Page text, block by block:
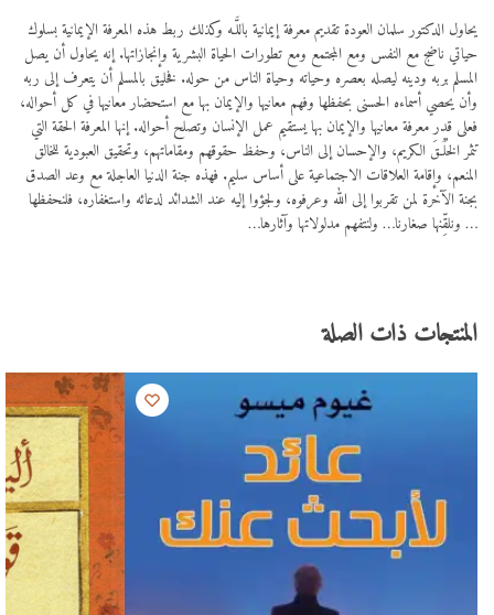
يحاول الدكتور سلمان العودة تقديم معرفة إيمانية باللَّـه وكذلك ربط هذه المعرفة الإيمانية بسلوك
حياتي ناضج مع النفس ومع المجتمع ومع تطورات الحياة البشرية وإنجازاتها. إنه يحاول أن يصل
المسلم بربه ودينه ليصله بعصره وحياته وحياة الناس من حوله. فخليق بالمسلم أن يتعرف إلى ربه
وأن يحصي أسماءه الحسنى بحفظها وفهم معانيها والإيمان بها مع استحضار معانيها في كل أحواله،
فعلى قدر معرفة معانيها والإيمان بها يستقيم عمل الإنسان وتصلح أحواله. إنها المعرفة الحقة التي
تثمر الخُلُـقَ الكريم، والإحسان إلى الناس، وحفظ حقوقهم ومقاماتهم، وتحقيق العبودية للخالق
المنعم، وإقامة العلاقات الاجتماعية على أساس سليم. فهذه جنة الدنيا العاجلة مع وعد الصدق
بجنة الآخرة لمن تقربوا إلى الله وعرفوه، ولجؤوا إليه عند الشدائد لدعائه واستغفاره، فلنحفظها
… ونلقِّنها صغارنا… ولنتفهم مدلولاتها وآثارها…
المنتجات ذات الصلة